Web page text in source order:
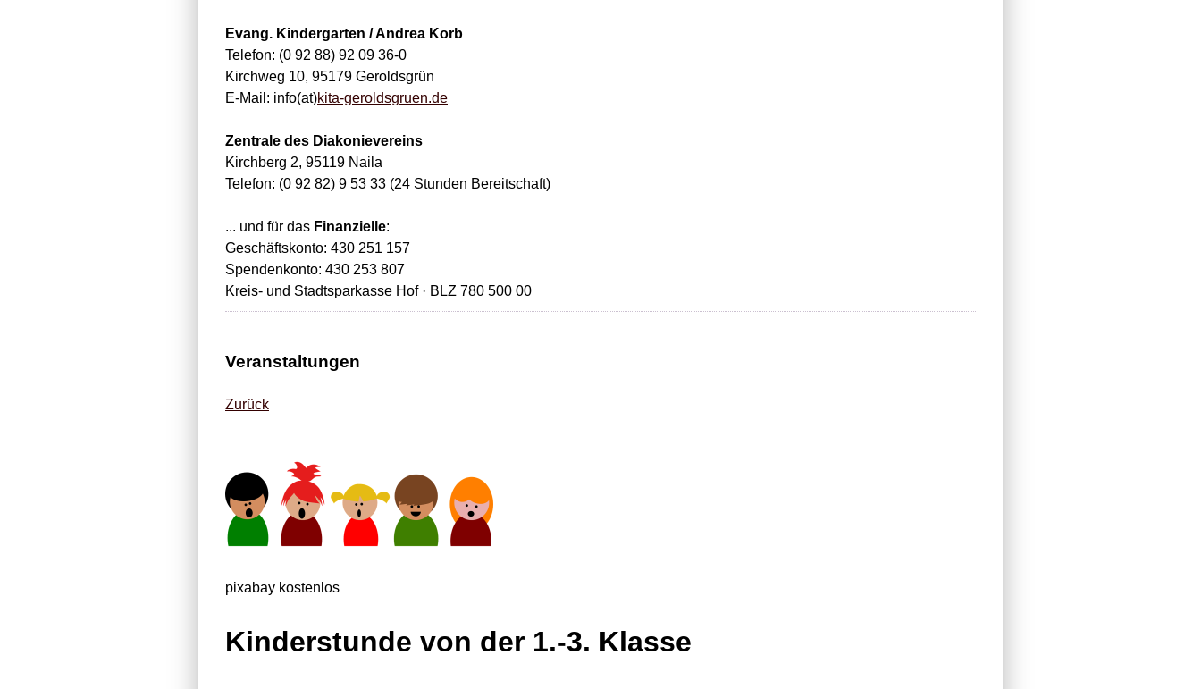
Evang. Kindergarten / Andrea Korb
Telefon: (0 92 88) 92 09 36-0
Kirchweg 10, 95179 Geroldsgrün
E-Mail: info(at)kita-geroldsgruen.de
Zentrale des Diakonievereins
Kirchberg 2, 95119 Naila
Telefon: (0 92 82) 9 53 33 (24 Stunden Bereitschaft)
... und für das Finanzielle:
Geschäftskonto: 430 251 157
Spendenkonto: 430 253 807
Kreis- und Stadtsparkasse Hof · BLZ 780 500 00
Veranstaltungen
Zurück
pixabay kostenlos
Kinderstunde von der 1.-3. Klasse